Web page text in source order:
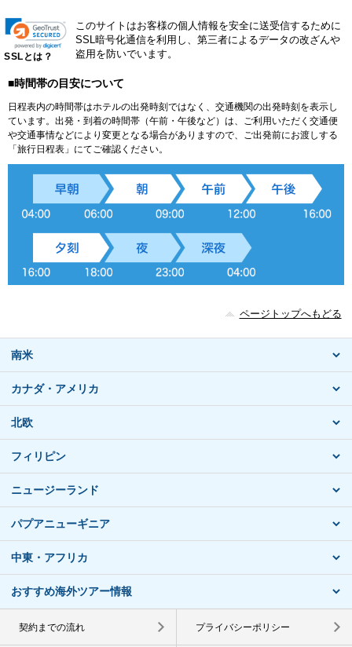
SSLとは？
このサイトはお客様の個人情報を安全に送受信するために
SSL暗号化通信を利用し、第三者によるデータの改ざんや
盗用を防いでいます。
■時間帯の目安について
日程表内の時間帯はホテルの出発時刻ではなく、交通機関の出発時刻を表示し
ています。出発・到着の時間帯（午前・午後など）は、ご利用いただく交通便
や交通事情などにより変更となる場合がありますので、ご出発前にお渡しする
「旅行日程表」にてご確認ください。
ページトップへもどる
南米
カナダ・アメリカ
北欧
フィリピン
ニュージーランド
パプアニューギニア
中東・アフリカ
おすすめ海外ツアー情報
契約までの流れ プライバシーポリシー